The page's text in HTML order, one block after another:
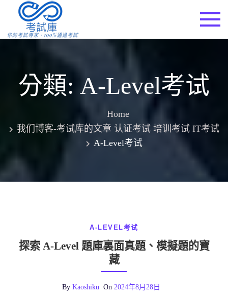
content
分類: A-Level考试
Home
我们博客-考试库的文章 认证考试 培训考试 IT考试
A-Level考试
A-LEVEL考试
探索 A-Level 題庫裏面真題、模擬題的寶
藏
By Kaoshiku On 2024年8月28日